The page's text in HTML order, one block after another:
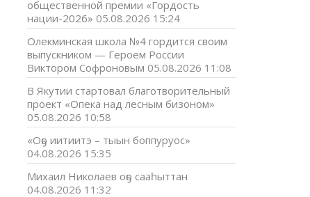
общественной премии «Гордость
нации-2026» 05.08.2026 15:24
Олекминская школа №4 гордится своим
выпускником — Героем России
Виктором Софроновым 05.08.2026 11:08
В Якутии стартовал благотворительный
проект «Опека над лесным бизоном»
05.08.2026 10:58
«Оҕо иитиитэ – тыын боппуруос»
04.08.2026 15:35
Михаил Николаев оҕо сааһыттан
04.08.2026 11:32